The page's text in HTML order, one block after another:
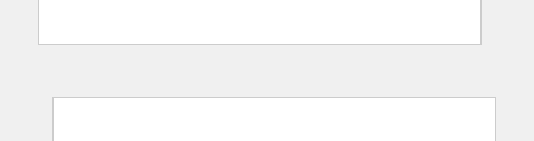
HubSpot Sales Hub Software
HubSpot Solutions Partner